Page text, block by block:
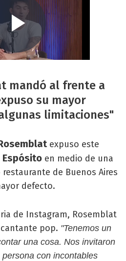
mandó al frente a
su mayor
limitaciones"
expuso este
Espósito en medio de una
de Buenos Aires
defecto.
de Instagram, Rosemblat
pop. "Tenemos un
una cosa. Nos invitaron
con incontables